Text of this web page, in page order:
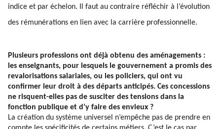
indice et par échelon. Il faut au contraire réfléchir à l’évolution
des rémunérations en lien avec la carrière professionnelle.
Plusieurs professions ont déjà obtenu des aménagements :
les enseignants, pour lesquels le gouvernement a promis des
revalorisations salariales, ou les policiers, qui ont vu
confirmer leur droit à des départs anticipés. Ces concessions
ne risquent-elles pas de susciter des tensions dans la
fonction publique et d’y faire des envieux ?
La création du système universel n’empêche pas de prendre en